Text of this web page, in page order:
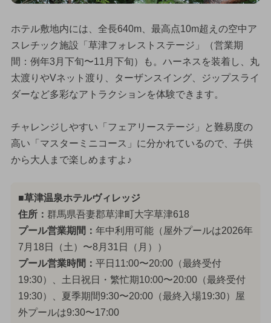
ホテル敷地内には、全長640m、最高点10m超えの空中ア
スレチック施設「草津フォレストステージ」（営業期
間：例年3月下旬〜11月下旬）も。ハーネスを装着し、丸
太渡りやVネット渡り、ターザンスイング、ジップスライ
ダーなど多彩なアトラクションを体験できます。
チャレンジしやすい「フェアリーステージ」と難易度の
高い「マスターミニコース」に分かれているので、子供
から大人まで楽しめますよ♪
■草津温泉ホテルヴィレッジ
住所： 群馬県吾妻郡草津町大字草津618
プール営業期間： 年中利用可能（屋外プールは2026年
7月18日（土）〜8月31日（月））
プール営業時間： 平日11:00〜20:00（最終受付
19:30）、土日祝日・繁忙期10:00〜20:00（最終受付
19:30）、夏季期間9:30〜20:00（最終入場19:30）屋
外プールは9:30〜17:00